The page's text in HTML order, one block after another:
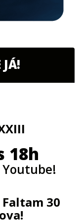
JÁ!
18h
Youtube!
30